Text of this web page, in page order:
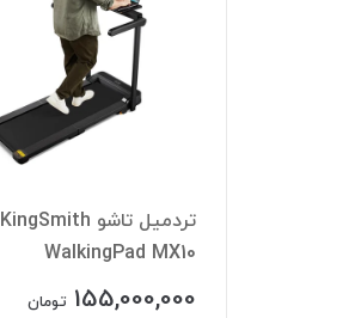
تردمیل تاشو KingSmith
WalkingPad MX10
155,000,000 تومان